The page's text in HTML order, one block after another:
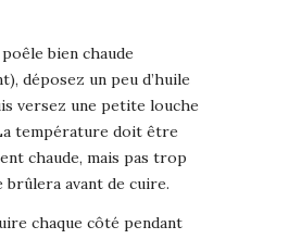
bien chaude
déposez un peu d’huile
versez une petite louche
température doit être
chaude, mais pas trop
brûlera avant de cuire.
chaque côté pendant